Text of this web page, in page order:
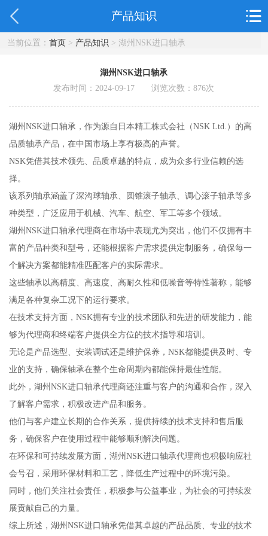
产品知识
当前位置： 首页> 产品知识 > 湖州NSK进口轴承
湖州NSK进口轴承
发布时间：2024-09-17 浏览次数：876次
湖州NSK进口轴承，作为源自日本精工株式会社（NSK Ltd.）的高
品质轴承产品，在中国市场上享有极高的声誉。
NSK凭借其技术领先、品质卓越的特点，成为众多行业信赖的选
择。
该系列轴承涵盖了深沟球轴承、圆锥滚子轴承、调心滚子轴承等多
种类型，广泛应用于机械、汽车、航空、军工等多个领域。
湖州NSK进口轴承代理商在市场中表现尤为突出，他们不仅拥有丰
富的产品种类和型号，还能根据客户需求提供定制服务，确保每一
个解决方案都能精准匹配客户的实际需求。
这些轴承以高精度、高速度、高耐久性和低噪音等特性著称，能够
满足各种复杂工况下的运行要求。
在技术支持方面，NSK拥有专业的技术团队和先进的研发能力，能
够为代理商和终端客户提供全方位的技术指导和培训。
无论是产品选型、安装调试还是维护保养，NSK都能提供及时、专
业的支持，确保轴承在整个生命周期内都能保持最佳性能。
此外，湖州NSK进口轴承代理商还注重与客户的沟通和合作，深入
了解客户需求，积极改进产品和服务。
他们与客户建立长期的合作关系，提供持续的技术支持和售后服
务，确保客户在使用过程中能够顺利解决问题。
在环保和可持续发展方面，湖州NSK进口轴承代理商也积极响应社
会号召，采用环保材料和工艺，降低生产过程中的环境污染。
同时，他们关注社会责任，积极参与公益事业，为社会的可持续发
展贡献自己的力量。
综上所述，湖州NSK进口轴承凭借其卓越的产品品质、专业的技术